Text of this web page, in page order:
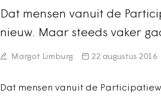
Dat mensen vanuit de
nieuw. Maar steeds vaker
Margot Limburg 22 augustus 2016
Dat mensen vanuit de